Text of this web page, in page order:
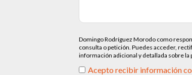
Domingo Rodríguez Morodo como
consulta o petición. Puedes acceder,
información adicional y detallada sobre
Acepto recibir información